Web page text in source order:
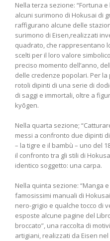
Nella terza sezione: “Fortuna
alcuni surimono di Hokusai di
raffigurano alcune delle
surimono di Eisen,realizzati
quadrato, che rappresentano
scelti per il loro valore
preciso momento dell’anno,
delle credenze popolari. Per
rotoli dipinti di una serie di
di saggi e immortali, oltre a
kyōgen.
Nella quarta sezione;
messi a confronto due dipinti
– la tigre e il bambù – uno del
il confronto tra gli stili di
identico soggetto: una carpa.
Nella quinta sezione: “Manga
famosissimi manuali di
nero-grigio e qualche tocco di
esposte alcune pagine del
broccato”, una raccolta di
artigiani, realizzati da Eisen nel